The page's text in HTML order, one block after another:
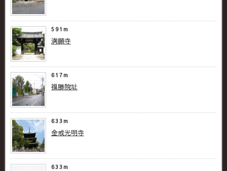
591m
満願寺
617m
福勝院址
633m
金戒光明寺
633m